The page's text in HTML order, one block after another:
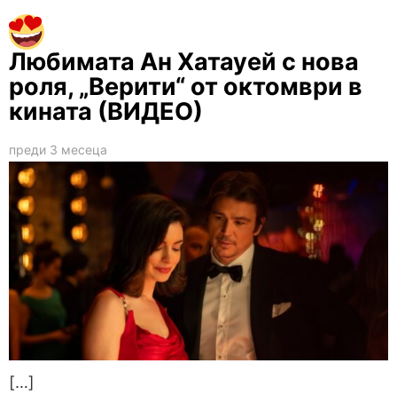
Любимата Ан Хатауей с нова
роля, „Верити“ от октомври в
кината (ВИДЕО)
преди 3 месеца
[…]